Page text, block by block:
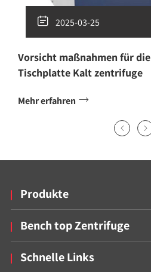
 2025-03-25
Vorsicht maßnahmen für
Tischplatte Kalt zentrifuge
Mehr erfahren 
 
Produkte
Bench top Zentrifuge
Schnelle Links